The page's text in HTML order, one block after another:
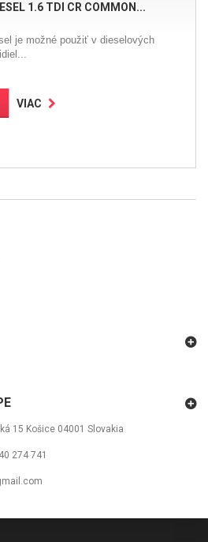
1.6 TDI CR COMMON...
je možné použiť v dieselových
VIAC
15 Košice 04001 Slovakia
274 741